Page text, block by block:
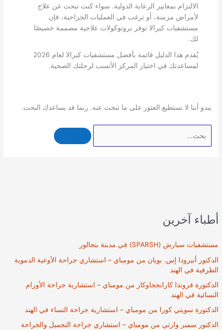
أطباء آخرين
مستشفيات سبارش (SPARSH) في مدينة بنجالور
الدكتور أنيرودا إس. بويان من مومباي – استشاري جراحة الأوعية الدموية
الطرفية في الهند
الدكتورة فروندا كارانججاوكار من مومباي – استشارية جراحة الأورام
النسائية في الهند
الدكتورة سويتي كورا من مومباي – استشارية جراحة النساء في الهند
الدكتور سمير وارتي من مومباي – استشاري جراحة التجميل والجراحة
الالتزام بمعايير الرعاية الدولية. سواء كنت تبحث عن علاج
لأمراض مزمنة، أو ترغب في العمليات الجراحية، فإن
مستشفيات كيرالا توفر بروتوكولات علاجية مصممة خصيصًا
لك.
يُقدم هذا الدليل قائمة بأفضل مستشفيات كيرالا لعام 2026
لمساعدتك في اختيار المركز الأنسب لرحلتك الصحية.
يبدو أننا لا نستطيع العثور على ما تبحث عنه. ربما قد يساعدك البحث.
عن: